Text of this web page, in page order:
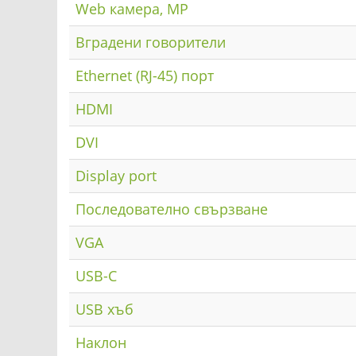
Web камера, MP
Вградени говорители
Ethernet (RJ-45) порт
HDMI
DVI
Display port
Последователно свързване
VGA
USB-C
USB хъб
Наклон